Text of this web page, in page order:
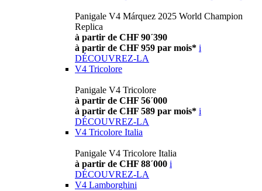
Panigale V4 Márquez 2025 World Champion
Replica
à partir de CHF 90´390
à partir de CHF 959 par mois* i
DÉCOUVREZ-LA
V4 Tricolore
Panigale V4 Tricolore
à partir de CHF 56´000
à partir de CHF 589 par mois* i
DÉCOUVREZ-LA
V4 Tricolore Italia
Panigale V4 Tricolore Italia
à partir de CHF 88´000 i
DÉCOUVREZ-LA
V4 Lamborghini